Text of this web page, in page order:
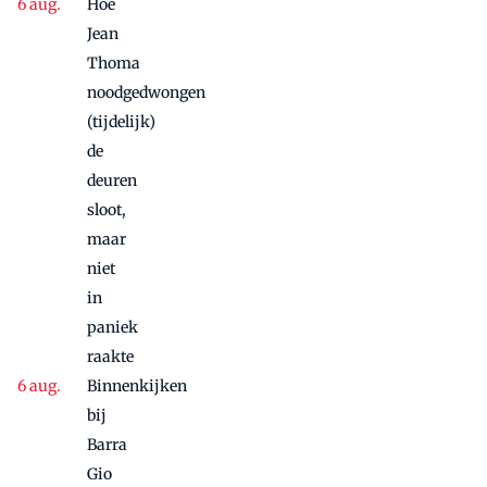
Hoe
Jean
Thoma
noodgedwongen
(tijdelijk)
de
deuren
sloot,
maar
niet
in
paniek
raakte
Binnenkijken
bij
Barra
Gio